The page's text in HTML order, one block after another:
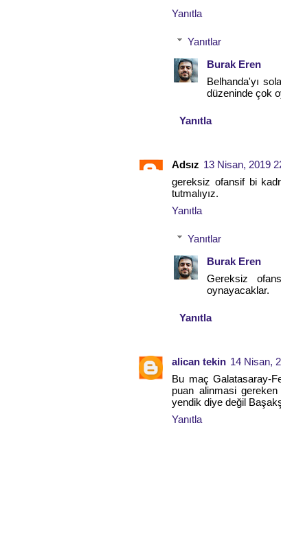
Yanıtla
Yanıtlar
Burak Eren
Belhanda'yı
düzeninde çok
Yanıtla
Adsız 13 Nisan, 2019
gereksiz ofansif bi
tutmalıyız.
Yanıtla
Yanıtlar
Burak Eren
Gereksiz
oynayacaklar.
Yanıtla
alican tekin 14 Nisan,
Bu maç Galatasaray-
puan alinmasi
yendik diye değil
Yanıtla